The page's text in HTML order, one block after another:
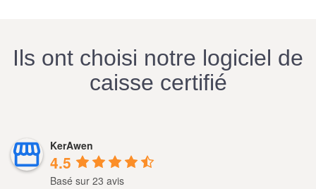
Ils ont choisi notre logiciel de
caisse certifié
KerAwen
4.5
Basé sur 23 avis